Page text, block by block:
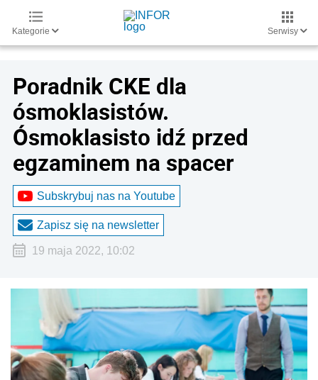
Kategorie Serwisy
Poradnik CKE dla
ósmoklasistów.
Ósmoklasisto idź przed
egzaminem na spacer
Subskrybuj nas na Youtube
Zapisz się na newsletter
19 maja 2022, 10:02